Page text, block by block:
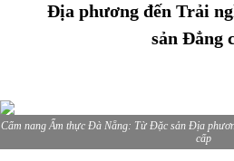
Địa phương đến Trải
sản Đẳng
Cẩm nang Ẩm thực Đà Nẵng: Từ Đặc sản Địa
cấp